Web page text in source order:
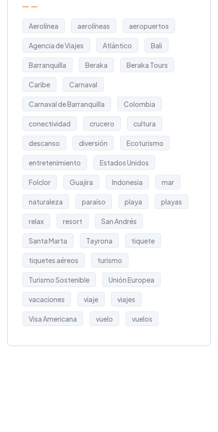
Aerolínea aerolíneas aeropuertos
Agencia de Viajes Atlántico Bali
Barranquilla Beraka Beraka Tours
Caribe Carnaval
Carnaval de Barranquilla Colombia
conectividad crucero cultura
descanso diversión Ecoturismo
entretenimiento Estados Unidos
Folclor Guajira Indonesia mar
naturaleza paraíso playa playas
relax resort San Andrés
Santa Marta Tayrona tiquete
tiquetes aéreos turismo
Turismo Sostenible Unión Europea
vacaciones viaje viajes
Visa Americana vuelo vuelos